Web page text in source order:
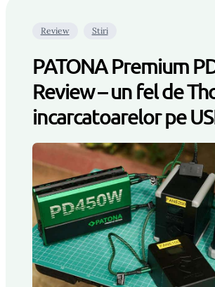
Review Stiri
PATONA Premium
Review – un fel de
incarcatoarelor pe